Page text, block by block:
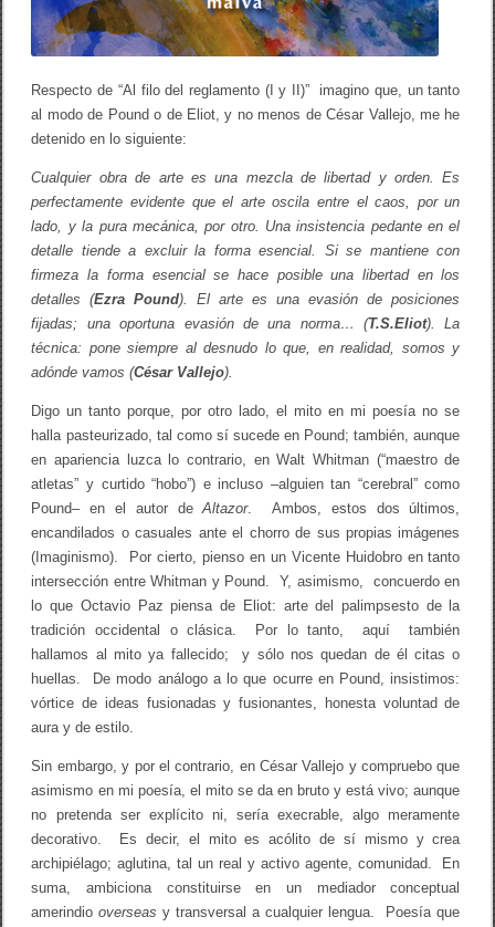
o
Respecto de “Al filo del reglamento (I y II)” imagino que, un tanto
al modo de Pound o de Eliot, y no menos de César Vallejo, me he
detenido en lo siguiente:
Cualquier obra de arte es una mezcla de libertad y orden. Es
perfectamente evidente que el arte oscila entre el caos, por un
lado, y la pura mecánica, por otro. Una insistencia pedante en el
detalle tiende a excluir la forma esencial. Si se mantiene con
firmeza la forma esencial se hace posible una libertad en los
detalles (Ezra Pound). El arte es una evasión de posiciones
fijadas; una oportuna evasión de una norma… (T.S.Eliot). La
técnica: pone siempre al desnudo lo que, en realidad, somos y
adónde vamos (César Vallejo).
Digo un tanto porque, por otro lado, el mito en mi poesía no se
halla pasteurizado, tal como sí sucede en Pound; también, aunque
en apariencia luzca lo contrario, en Walt Whitman (“maestro de
atletas” y curtido “hobo”) e incluso –alguien tan “cerebral” como
Pound– en el autor deAltazor. Ambos, estos dos últimos,
encandilados o casuales ante el chorro de sus propias imágenes
(Imaginismo). Por cierto, pienso en un Vicente Huidobro en tanto
intersección entre Whitman y Pound. Y, asimismo, concuerdo en
lo que Octavio Paz piensa de Eliot: arte del palimpsesto de la
tradición occidental o clásica. Por lo tanto, aquí también
hallamos al mito ya fallecido; y sólo nos quedan de él citas o
huellas. De modo análogo a lo que ocurre en Pound, insistimos:
vórtice de ideas fusionadas y fusionantes, honesta voluntad de
aura y de estilo.
Sin embargo, y por el contrario, en César Vallejo y compruebo que
asimismo en mi poesía, el mito se da en bruto y está vivo; aunque
no pretenda ser explícito ni, sería execrable, algo meramente
decorativo. Es decir, el mito es acólito de sí mismo y crea
archipiélago; aglutina, tal un real y activo agente, comunidad. En
suma, ambiciona constituirse en un mediador conceptual
amerindiooverseasy transversal a cualquier lengua. Poesía que